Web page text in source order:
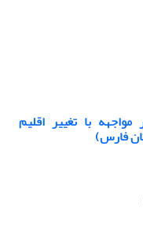
مواجهه با تغییر اقلیم
فارس)